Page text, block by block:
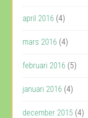
april 2016 (4)
mars 2016 (4)
februari 2016 (5)
januari 2016 (4)
december 2015 (4)